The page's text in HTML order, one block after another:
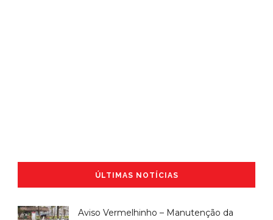
ÚLTIMAS NOTÍCIAS
Aviso Vermelhinho – Manutenção da